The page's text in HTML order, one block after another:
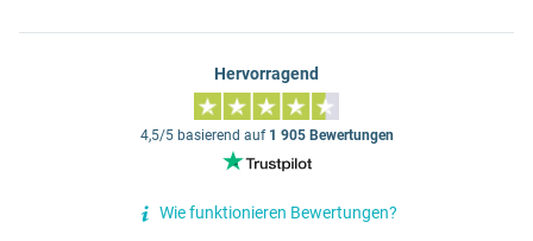
Hervorragend
4,5/5 basierend auf 1 905 Bewertungen
Wie funktionieren Bewertungen?